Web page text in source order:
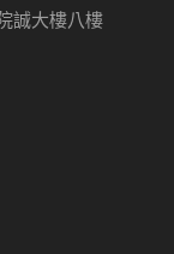
誠大樓八樓